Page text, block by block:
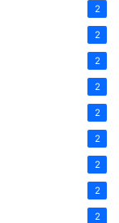
2
2
2
2
2
2
2
2
2